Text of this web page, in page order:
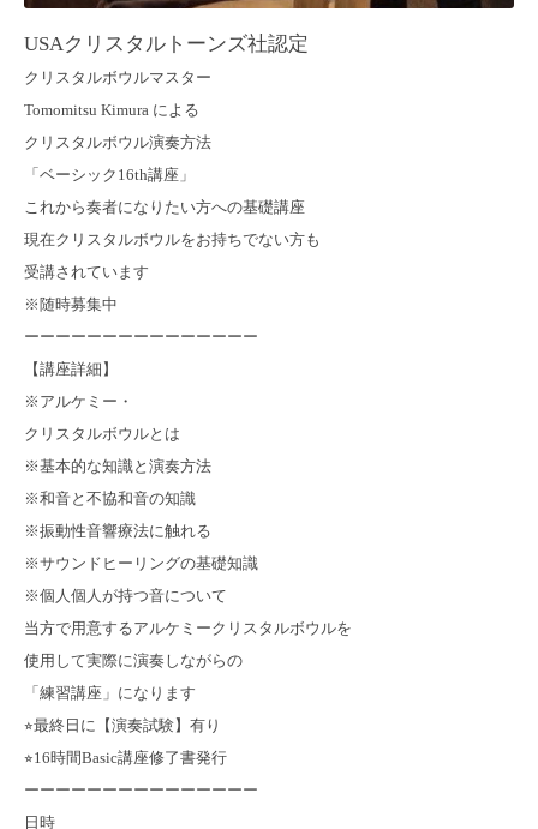
USAクリスタルトーンズ社認定
クリスタルボウルマスター
Tomomitsu Kimura による
クリスタルボウル演奏方法
「ベーシック16th講座」
これから奏者になりたい方への基礎講座
現在クリスタルボウルをお持ちでない方も
受講されています
※随時募集中
ーーーーーーーーーーーーーーー
【講座詳細】
※アルケミー・
クリスタルボウルとは
※基本的な知識と演奏方法
※和音と不協和音の知識
※振動性音響療法に触れる
※サウンドヒーリングの基礎知識
※個人個人が持つ音について
当方で用意するアルケミークリスタルボウルを
使用して実際に演奏しながらの
「練習講座」になります
⭐︎最終日に【演奏試験】有り
⭐︎16時間Basic講座修了書発行
ーーーーーーーーーーーーーーー
日時